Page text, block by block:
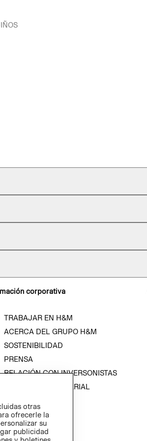
corporativa
TRABAJAR EN H&M
ACERCA DEL GRUPO H&M
SOSTENIBILIDAD
PRENSA
RELACIÓN CON INVERSONISTAS
POLÍTICA EMPRESARIAL
otras
ofrecerle la
su
publicidad